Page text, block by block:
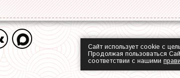
Сайт использует cookie с
Продолжая пользоваться
соответствии с нашими